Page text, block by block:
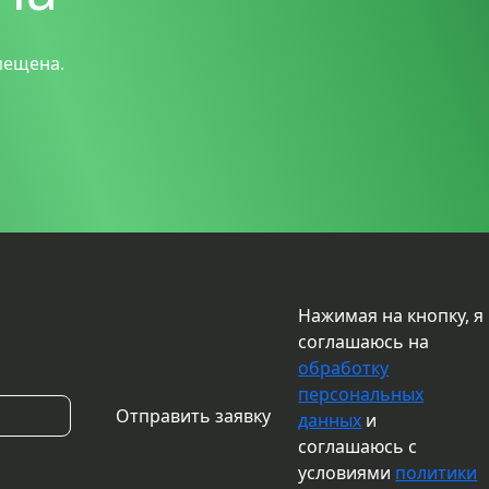
Нажимая на кнопку, я
соглашаюсь на
обработку
персональных
данных и
соглашаюсь с
условиями политики